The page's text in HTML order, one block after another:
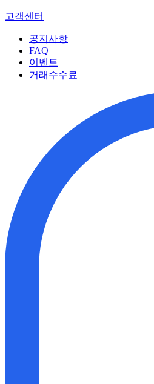
고객센터
공지사항
FAQ
이벤트
거래수수료